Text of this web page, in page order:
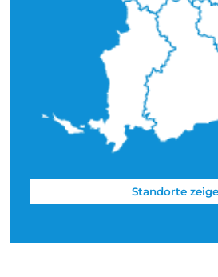
Standorte